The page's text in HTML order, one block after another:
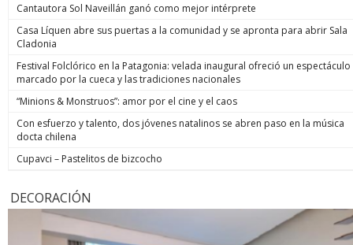
Cantautora Sol Naveillán ganó como mejor intérprete
Casa Líquen abre sus puertas a la comunidad y se apronta para abrir Sala
Cladonia
Festival Folclórico en la Patagonia: velada inaugural ofreció un espectáculo
marcado por la cueca y las tradiciones nacionales
“Minions & Monstruos”: amor por el cine y el caos
Con esfuerzo y talento, dos jóvenes natalinos se abren paso en la música
docta chilena
Cupavci – Pastelitos de bizcocho
DECORACIÓN